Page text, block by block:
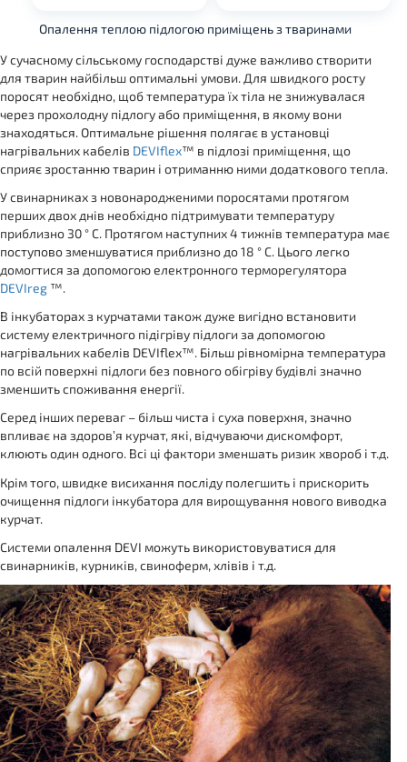
Опалення теплою підлогою приміщень з тваринами
У сучасному сільському господарстві дуже важливо створити
для тварин найбільш оптимальні умови. Для швидкого росту
поросят необхідно, щоб температура їх тіла не знижувалася
через прохолодну підлогу або приміщення, в якому вони
знаходяться. Оптимальне рішення полягає в установці
нагрівальних кабелів DEVIflex™ в підлозі приміщення, що
сприяє зростанню тварин і отриманню ними додаткового тепла.
У свинарниках з новонародженими поросятами протягом
перших двох днів необхідно підтримувати температуру
приблизно 30 ° C. Протягом наступних 4 тижнів температура має
поступово зменшуватися приблизно до 18 ° C. Цього легко
домогтися за допомогою електронного терморегулятора
DEVIreg ™.
В інкубаторах з курчатами також дуже вигідно встановити
систему електричного підігріву підлоги за допомогою
нагрівальних кабелів DEVIflex™. Більш рівномірна температура
по всій поверхні підлоги без повного обігріву будівлі значно
зменшить споживання енергії.
Серед інших переваг – більш чиста і суха поверхня, значно
впливає на здоров’я курчат, які, відчуваючи дискомфорт,
клюють один одного. Всі ці фактори зменшать ризик хвороб і т.д.
Крім того, швидке висихання посліду полегшить і прискорить
очищення підлоги інкубатора для вирощування нового виводка
курчат.
Системи опалення DEVI можуть використовуватися для
свинарників, курників, свиноферм, хлівів і т.д.